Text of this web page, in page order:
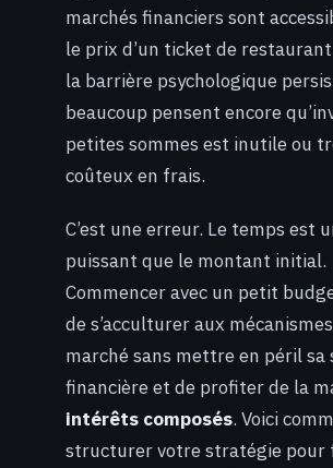
marchés financiers sont
le prix d’un ticket de
la barrière psychologique
beaucoup pensent encore
petites sommes est inutile ou
coûteux en frais.
C’est une erreur. Le temps est
puissant que le montant initial.
Commencer avec un petit
de s’acculturer aux
marché sans mettre en péril sa
financière et de profiter de la
intérêts composés. Voici
structurer votre stratégie pour